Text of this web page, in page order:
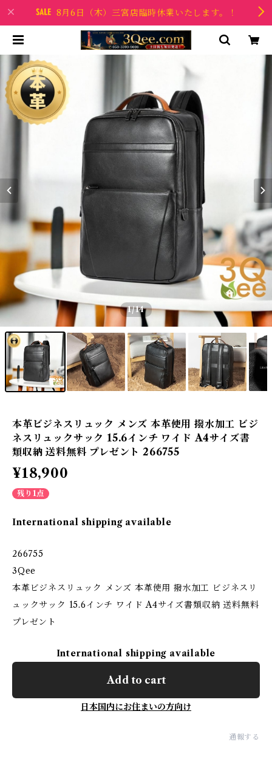
8月6日（木）三宮店臨時休業いたします。！
1/14
本革ビジネスリュック メンズ 本革使用 撥水加工 ビジ
ネスリュックサック 15.6インチ ワイド A4サイズ書
類収納 送料無料 プレゼント 266755
¥18,900
残り1点
International shipping available
266755
3Qee
本革ビジネスリュック メンズ 本革使用 撥水加工 ビジネスリ
ュックサック 15.6インチ ワイド A4サイズ書類収納 送料無料
プレゼント
International shipping available
Add to cart
日本国内にお住まいの方向け
通報する